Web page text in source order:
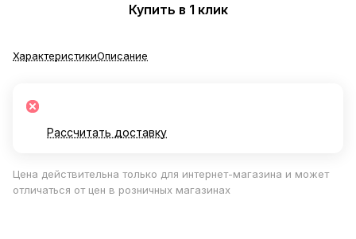
Купить в 1 клик
ХарактеристикиОписание
Рассчитать доставку
Цена действительна только для интернет-магазина и может
отличаться от цен в розничных магазинах